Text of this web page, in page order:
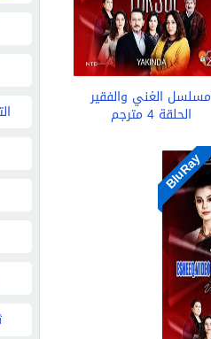
مسلسل الغني والفقير
الحلقة 4 مترجم
BluRay